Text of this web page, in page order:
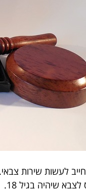
שיהיה בגיל 18.